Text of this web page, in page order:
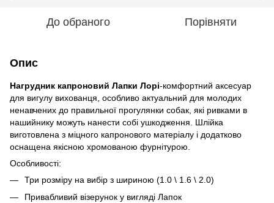
До обраного Порівняти
Опис
Нагрудник капроновий Лапки Лорі-комфортний аксесуар
для вигулу вихованця, особливо актуальний для молодих
ненавчених до правильної прогулянки собак, які ривками в
нашийнику можуть нанести собі ушкодження. Шлійка
виготовлена з міцного капронового матеріалу і додатково
оснащена якісною хромованою фурнітурою.
Особливості:
Три розміру на вибір з шириною (1.0 \ 1.6 \ 2.0)
Привабливий візерунок у вигляді Лапок